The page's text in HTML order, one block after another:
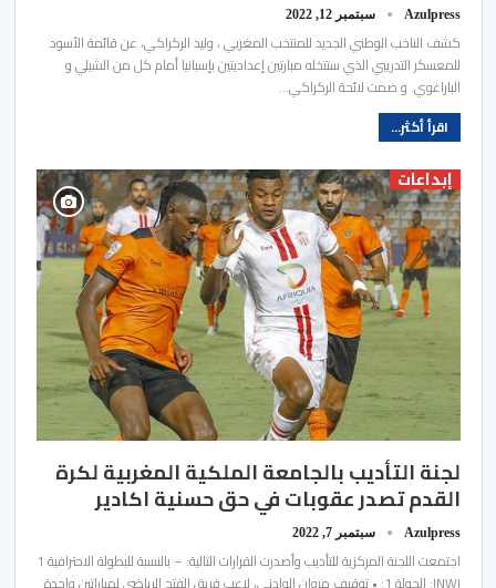
Azulpress سبتمبر 12, 2022
كشف الناخب الوطني الجديد للمنتخب المغربي ، وليد الركراكي، عن قائمة الأسود
للمعسكر التدريبي الذي ستتخله مبارتين إعداديتين بإسبانيا أمام كل من الشيلي و
الباراغوي. و ضمت لائحة الركراكي…
اقرأ أكثر...
إبداعات
لجنة التأديب بالجامعة الملكية المغربية لكرة
القدم تصدر عقوبات في حق حسنية اكادير
Azulpress سبتمبر 7, 2022
اجتمعت اللجنة المركزية للتأديب وأصدرت القرارات التالية: – بالنسبة للبطولة الاحترافية 1